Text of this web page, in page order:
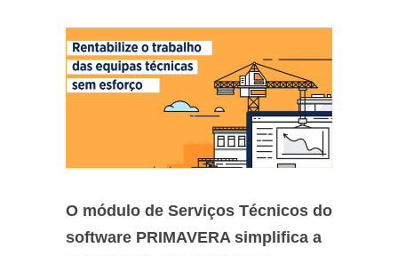
O módulo de Serviços Técnicos do
software PRIMAVERA simplifica a